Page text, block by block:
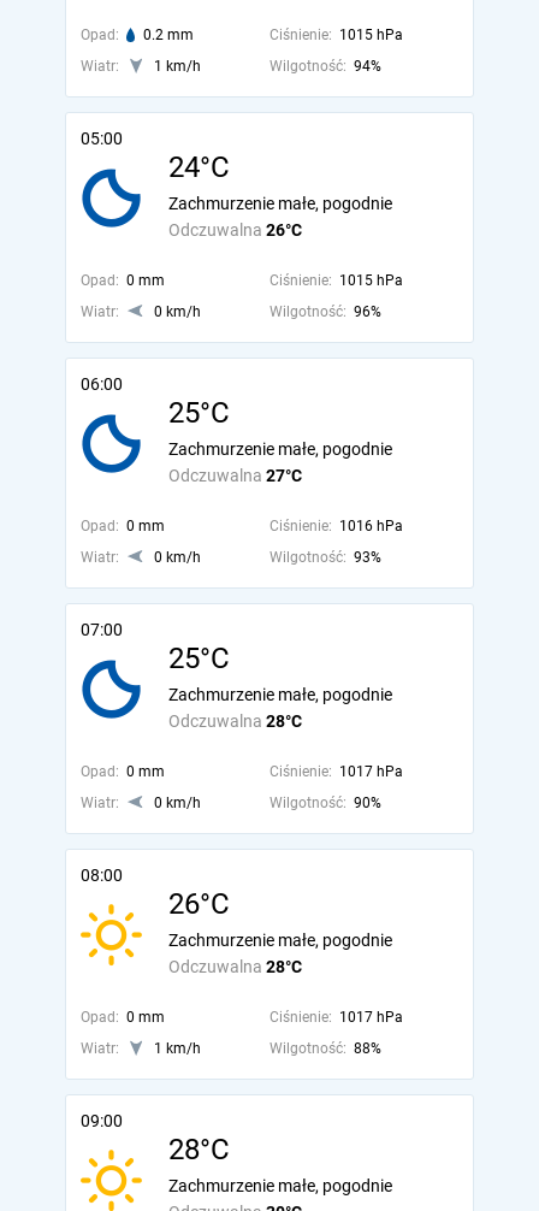
Opad: 0.2 mm Ciśnienie: 1015 hPa
Wiatr:
1 km/h Wilgotność: 94%
05:00
24°C
Odczuwalna 26°C
Zachmurzenie małe, pogodnie
Opad: 0 mm Ciśnienie: 1015 hPa
Wiatr:
0 km/h Wilgotność: 96%
06:00
25°C
Odczuwalna 27°C
Zachmurzenie małe, pogodnie
Opad: 0 mm Ciśnienie: 1016 hPa
Wiatr:
0 km/h Wilgotność: 93%
07:00
25°C
Odczuwalna 28°C
Zachmurzenie małe, pogodnie
Opad: 0 mm Ciśnienie: 1017 hPa
Wiatr:
0 km/h Wilgotność: 90%
08:00
26°C
Odczuwalna 28°C
Zachmurzenie małe, pogodnie
Opad: 0 mm Ciśnienie: 1017 hPa
Wiatr:
1 km/h Wilgotność: 88%
09:00
28°C
Zachmurzenie małe, pogodnie